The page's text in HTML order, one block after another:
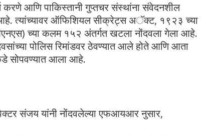
करणे आणि पाकिस्तानी गुप्तचर संस्थांना संवेदनशील
आहे. त्यांच्यावर ऑफिशियल सीक्रेट्स अॅक्ट, १९२३ च्या
च्या कलम १५२ अंतर्गत खटला नोंदवला गेला आहे.
पोलिस रिमांडवर ठेवण्यात आले होते आणि आता
सोपवण्यात आला आहे.
संजय यांनी नोंदवलेल्या एफआयआर नुसार,